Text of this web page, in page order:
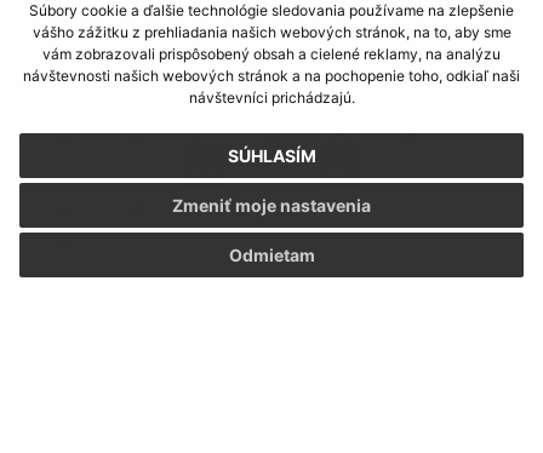
Súbory cookie a ďalšie technológie sledovania používame na zlepšenie
vášho zážitku z prehliadania našich webových stránok, na to, aby sme
vám zobrazovali prispôsobený obsah a cielené reklamy, na analýzu
návštevnosti našich webových stránok a na pochopenie toho, odkiaľ naši
návštevníci prichádzajú.
SÚHLASÍM
Odmietam
Zmeniť moje nastavenia
KO BO
14 15 16 17 18
BO
19 20
21 22 23 24 25 26 27
PL
30